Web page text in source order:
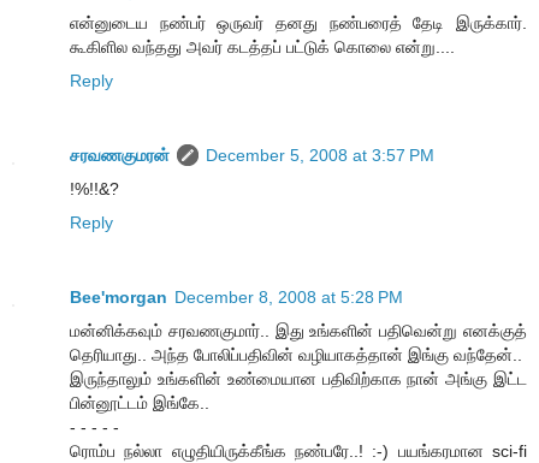
என்னுடைய நண்பர் ஒருவர் தனது நண்பரைத் தேடி இருக்கார்.
கூகிளில வந்தது அவர் கடத்தப் பட்டுக் கொலை என்று....
Reply
சரவணகுமரன்
December 5, 2008 at 3:57 PM
!%!!&?
Reply
Bee'morgan December 8, 2008 at 5:28 PM
மன்னிக்கவும் சரவணகுமார்.. இது உங்களின் பதிவென்று எனக்குத்
தெரியாது.. அந்த போலிப்பதிவின் வழியாகத்தான் இங்கு வந்தேன்..
இருந்தாலும் உங்களின் உண்மையான பதிவிற்காக நான் அங்கு இட்ட
பின்னூட்டம் இங்கே..
- - - - -
ரொம்ப நல்லா எழுதியிருக்கீங்க நண்பரே..! :-) பயங்கரமான sci-fi